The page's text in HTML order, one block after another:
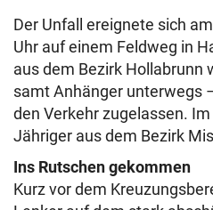
Der Unfall ereignete sich
Uhr auf einem Feldweg in
aus dem Bezirk Hollabrunn
samt Anhänger unterwegs
den Verkehr zugelassen.
Jähriger aus dem Bezirk
Ins Rutschen gekommen
Kurz vor dem